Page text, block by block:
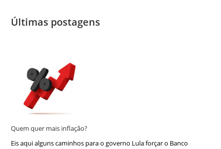
Últimas postagens
Quem quer mais inflação?
Eis aqui alguns caminhos para o governo Lula forçar o Banco